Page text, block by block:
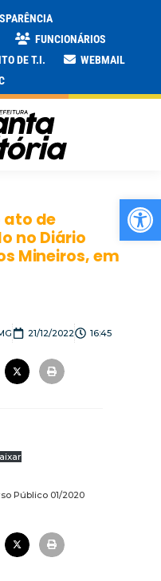
FUNCIONÁRIOS
DE T.I.
WEBMAIL
ato de
no Diário
Mineiros, em
21/12/2022 16:45
Público 01/2020